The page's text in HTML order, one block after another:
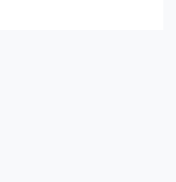
José Luis
lunes 25 de mayo de